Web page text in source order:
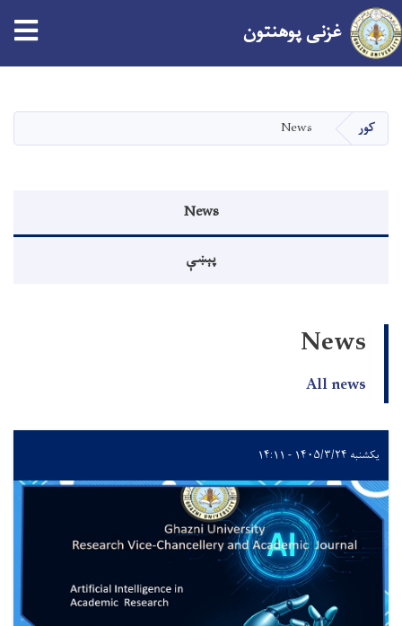
غزنی پوهنتون
کور News
News
پېښې
News
All news
یکشنبه ۱۴۰۵/۳/۲۴ - ۱۴:۱۱